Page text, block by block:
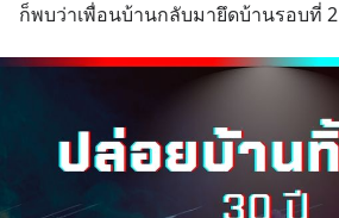
ก็พบว่าเพื่อนบ้านกลับมายึดบ้านรอบที่ 2